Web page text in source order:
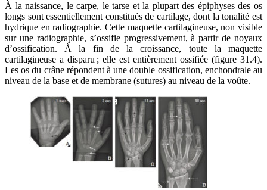
À la naissance, le carpe, le tarse et la plupart des épiphyses des os
longs sont essentiellement constitués de cartilage, dont la tonalité est
hydrique en radiographie. Cette maquette cartilagineuse, non visible
sur une radiographie, s’ossifie progressivement, à partir de noyaux
d’ossification. À la fin de la croissance, toute la maquette
cartilagineuse a disparu ; elle est entièrement ossifiée (figure 31.4).
Les os du crâne répondent à une double ossification, enchondrale au
niveau de la base et de membrane (sutures) au niveau de la voûte.